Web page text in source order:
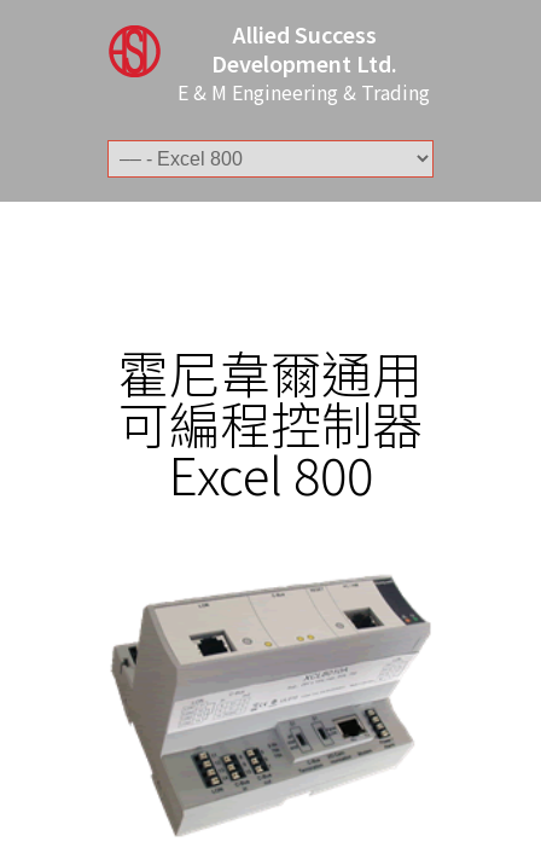
Allied Success
Development Ltd.
E & M Engineering & Trading
霍尼韋爾通用
可編程控制器
Excel 800